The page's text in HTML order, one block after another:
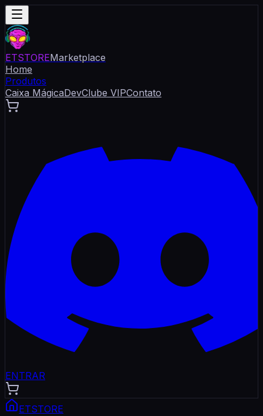
ETSTOREMarketplace
Home
Produtos
Caixa MágicaDevClube VIPContato
ENTRAR
ETSTORE